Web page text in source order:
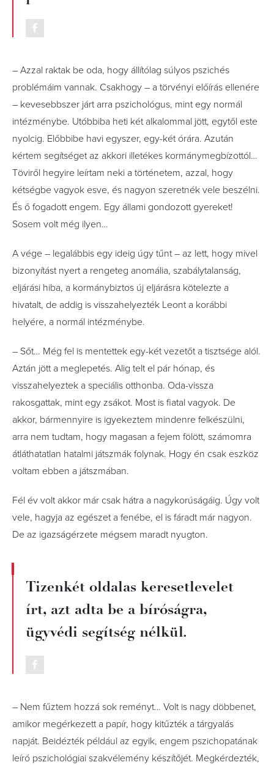
– Azzal raktak be oda, hogy állítólag súlyos pszichés
problémáim vannak. Csakhogy – a törvényi előírás ellenére
– kevesebbszer járt arra pszichológus, mint egy normál
intézménybe. Utóbbiba heti két alkalommal jött, egytől este
nyolcig. Előbbibe havi egyszer, egy-két órára. Azután
kértem segítséget az akkori illetékes kormánymegbízottól…
Töviről hegyire leírtam neki a történetem, azzal, hogy
kétségbe vagyok esve, és nagyon szeretnék vele beszélni.
És ő fogadott engem. Egy állami gondozott gyereket!
Sosem volt még ilyen…
A vége – legalábbis egy ideig úgy tűnt – az lett, hogy mivel
bizonyítást nyert a rengeteg anomália, szabálytalanság,
eljárási hiba, a kormánybiztos új eljárásra kötelezte a
hivatalt, de addig is visszahelyezték Leont a korábbi
helyére, a normál intézménybe.
– Sőt… Még fel is mentettek egy-két vezetőt a tisztsége alól.
Aztán jött a meglepetés. Alig telt el pár hónap, és
visszahelyeztek a speciális otthonba. Oda-vissza
rakosgattak, mint egy zsákot. Most is ﬁatal vagyok. De
akkor, bármennyire is igyekeztem mindenre felkészülni,
arra nem tudtam, hogy magasan a fejem fölött, számomra
átláthatatlan hatalmi játszmák folynak. Hogy én csak eszköz
voltam ebben a játszmában.
Fél év volt akkor már csak hátra a nagykorúságáig. Úgy volt
vele, hagyja az egészet a fenébe, el is fáradt már nagyon.
De az igazságérzete mégsem maradt nyugton.
Tizenkét oldalas keresetlevelet
írt, azt adta be a bíróságra,
ügyvédi segítség nélkül.
– Nem fűztem hozzá sok reményt… Volt is nagy döbbenet,
amikor megérkezett a papír, hogy kitűzték a tárgyalás
napját. Beidézték például az egyik, engem pszichopatának
leíró pszichológiai szakvélemény készítőjét. Megkérdezték,